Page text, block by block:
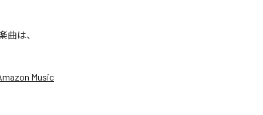
曲は、
Music